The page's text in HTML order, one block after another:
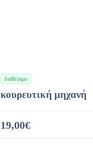
διαθέσιμο
χρώματα
κουρευτική μηχανή
19,00€